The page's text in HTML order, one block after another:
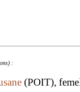
:
(POIT),